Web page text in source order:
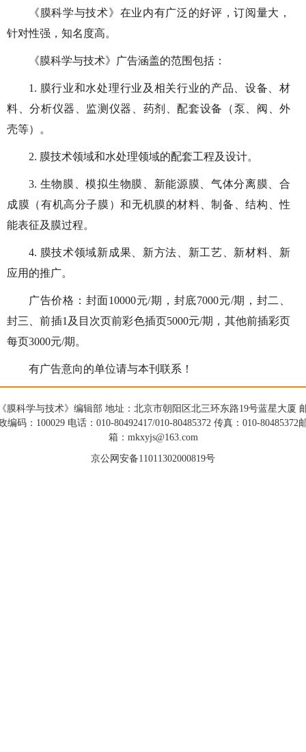
《膜科学与技术》在业内有广泛的好评，订阅量大，
针对性强，知名度高。
《膜科学与技术》广告涵盖的范围包括：
1. 膜行业和水处理行业及相关行业的产品、设备、材
料、分析仪器、监测仪器、药剂、配套设备（泵、阀、外
壳等）。
2. 膜技术领域和水处理领域的配套工程及设计。
3. 生物膜、模拟生物膜、新能源膜、气体分离膜、合
成膜（有机高分子膜）和无机膜的材料、制备、结构、性
能表征及膜过程。
4. 膜技术领域新成果、新方法、新工艺、新材料、新
应用的推广。
广告价格：封面10000元/期，封底7000元/期，封二、
封三、前插1及目次页前彩色插页5000元/期，其他前插彩页
每页3000元/期。
有广告意向的单位请与本刊联系！
膜科学与技术》编辑部 地址：北京市朝阳区北三环东路19号蓝星大厦
编码：100029 电话：010-80492417/010-80485372 传真：010-80485372
箱：mkxyjs@163.com
京公网安备11011302000819号